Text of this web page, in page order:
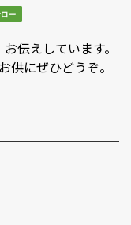
お伝えしています。
供にぜひどうぞ。